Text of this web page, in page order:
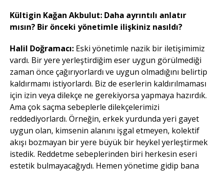
Kültigin Kağan Akbulut: Daha ayrıntılı anlatır
mısın? Bir önceki yönetimle ilişkiniz nasıldı?
Halil Doğramacı: Eski yönetimle nazik bir iletişimimiz
vardı. Bir yere yerleştirdiğim eser uygun görülmediği
zaman önce çağırıyorlardı ve uygun olmadığını belirtip
kaldırmamı istiyorlardı. Biz de eserlerin kaldırılmaması
için izin veya dilekçe ne gerekiyorsa yapmaya hazırdık.
Ama çok saçma sebeplerle dilekçelerimizi
reddediyorlardı. Örneğin, erkek yurdunda yeri gayet
uygun olan, kimsenin alanını işgal etmeyen, kolektif
akışı bozmayan bir yere büyük bir heykel yerleştirmek
istedik. Reddetme sebeplerinden biri herkesin eseri
estetik bulmayacağıydı. Hemen yönetime gidip bana